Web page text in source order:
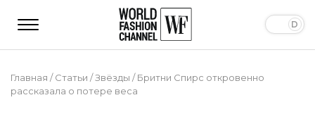
Главная /Статьи /Звёзды /Бритни Спирс откровенно
рассказала о потере веса